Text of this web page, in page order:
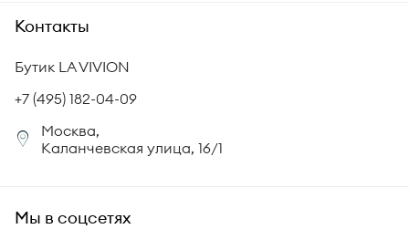
Комплект документов
Политика возврата
Сертификация бриллиантов
Юридическая информация
СМИ о нас
Корпоративный портал
Академия LA VIVION
Статьи
Контакты
Бутик LA VIVION
+7 (495) 182-04-09
Москва,
Каланчевская улица, 16/1
Мы в соцсетях